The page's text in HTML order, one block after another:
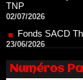
Fonds SACD
23/06/2026
Dispositif
20/06/2026
Le palmarès
18/06/2026
Numéros